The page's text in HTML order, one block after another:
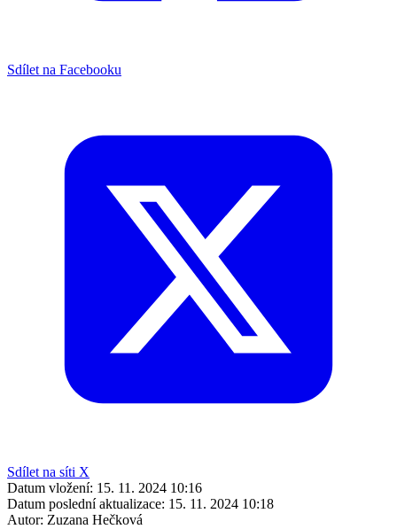
Sdílet na Facebooku
Sdílet na síti X
Datum vložení: 15. 11. 2024 10:16
Datum poslední aktualizace: 15. 11. 2024 10:18
Autor: Zuzana Hečková